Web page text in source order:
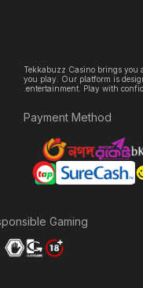
Tekkabuzz
you play. Our
Payment
Responsible